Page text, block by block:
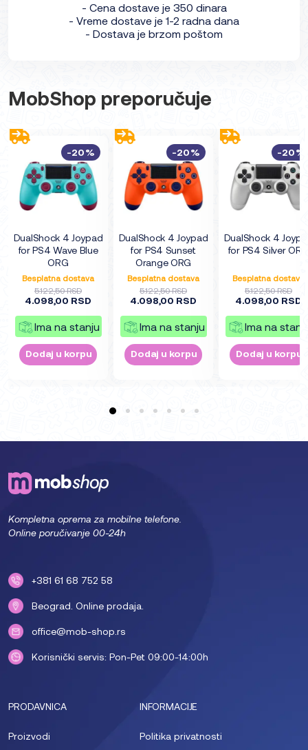
- Cena dostave je 350 dinara
- Vreme dostave je 1-2 radna dana
- Dostava je brzom poštom
MobShop preporučuje
DualShock 4 Joypad
for PS4 Wave Blue
ORG
Besplatna dostava
5.122,50 RSD
4.098,00 RSD
Ima na stanju
Dodaj u korpu
-20%
DualShock 4 Joypad
for PS4 Sunset
Orange ORG
Besplatna dostava
5.122,50 RSD
4.098,00 RSD
Ima na stanju
Dodaj u korpu
-20%
DualShock 4
for PS4 Silver
Besplatna dostava
5.122,50 RSD
4.098,00 RSD
Ima na
Dodaj u korpu
-20%
Kompletna oprema za mobilne telefone.
Online poručivanje 00-24h
+381 61 68 752 58
Beograd. Online prodaja.
office@mob-shop.rs
Korisnički servis: Pon-Pet 09:00-14:00h
PRODAVNICA
Proizvodi
INFORMACIJE
Politika privatnosti